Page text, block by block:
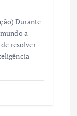
Durante
a
resolver